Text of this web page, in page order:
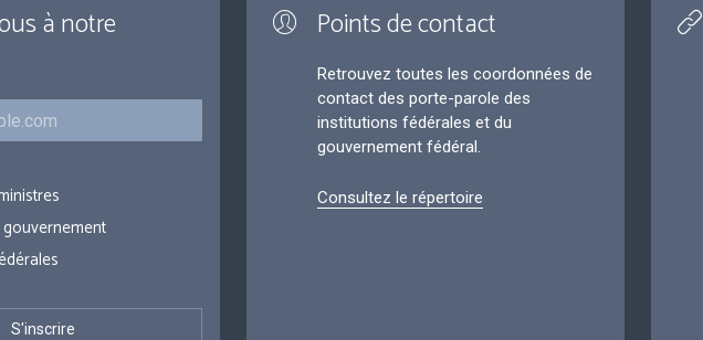
à notre
Points de contact
Retrouvez toutes les coordonnées de
contact des porte-parole des
institutions fédérales et du
gouvernement fédéral.
Consultez le répertoire